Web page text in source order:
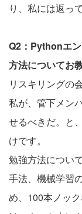
り、私には返っ
Q2：Pythonエ
方法についてお
リスキリングの
私が、管下メン
せるべきだ。と
けです。
勉強方法につい
手法、機械学習
め、100本ノッ